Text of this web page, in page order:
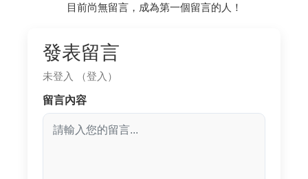
目前尚無留言，成為第一個留言的人！
發表留言
未登入 （登入）
留言內容